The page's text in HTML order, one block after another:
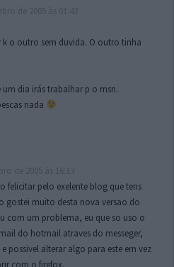
k o outro sem duvida. O outro tinha
dia irás trabalhar p o msn.
nada
felicitar pelo exelente blog que tens
gostei muito desta nova versao do
com um problema, eu que so uso o
do hotmail atraves do messeger,
possivel alterar algo para este em vez
com o firefox.